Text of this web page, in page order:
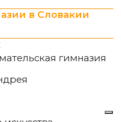
в Словакии
гимназия